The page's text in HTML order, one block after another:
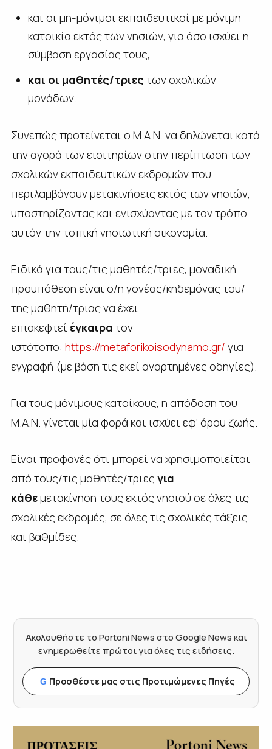
και οι μη-μόνιμοι εκπαιδευτικοί με μόνιμη
κατοικία εκτός των νησιών, για όσο ισχύει η
σύμβαση εργασίας τους,
και οι μαθητές/τριες των σχολικών
μονάδων.
Συνεπώς προτείνεται ο Μ.Α.Ν. να δηλώνεται κατά
την αγορά των εισιτηρίων στην περίπτωση των
σχολικών εκπαιδευτικών εκδρομών που
περιλαμβάνουν μετακινήσεις εκτός των νησιών,
υποστηρίζοντας και ενισχύοντας με τον τρόπο
αυτόν την τοπική νησιωτική οικονομία.
Ειδικά για τους/τις μαθητές/τριες, μοναδική
προϋπόθεση είναι ο/η γονέας/κηδεμόνας του/
της μαθητή/τριας να έχει
επισκεφτεί έγκαιρα τον
ιστότοπο: https://metaforikoisodynamo.gr/ για
εγγραφή (με βάση τις εκεί αναρτημένες οδηγίες).
Για τους μόνιμους κατοίκους, η απόδοση του
M.A.N. γίνεται μία φορά και ισχύει εφ’ όρου ζωής.
Είναι προφανές ότι μπορεί να χρησιμοποιείται
από τους/τις μαθητές/τριεςγια
κάθεμετακίνηση τους εκτός νησιού σε όλες τις
σχολικές εκδρομές, σε όλες τις σχολικές τάξεις
και βαθμίδες.
Ακολουθήστε το Portoni News στο Google News και
ενημερωθείτε πρώτοι για όλες τις ειδήσεις.
G Προσθέστε μας στις Προτιμώμενες Πηγές